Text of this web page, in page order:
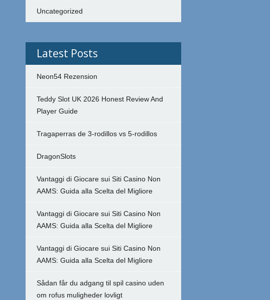
Uncategorized
Latest Posts
Neon54 Rezension
Teddy Slot UK 2026 Honest Review And
Player Guide
Tragaperras de 3-rodillos vs 5-rodillos
DragonSlots
Vantaggi di Giocare sui Siti Casino Non
AAMS: Guida alla Scelta del Migliore
Vantaggi di Giocare sui Siti Casino Non
AAMS: Guida alla Scelta del Migliore
Vantaggi di Giocare sui Siti Casino Non
AAMS: Guida alla Scelta del Migliore
Sådan får du adgang til spil casino uden
om rofus muligheder lovligt